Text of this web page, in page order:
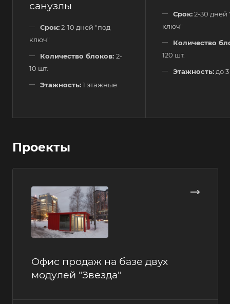
санузлы
Срок:2-10 дней "под
ключ"
Количество блоков: 2-
10 шт.
Этажность:1 этажные
Срок:2-30 дней
ключ"
Количество
120 шт.
Этажность: до
Проекты
Офис продаж на базе двух
модулей "Звезда"